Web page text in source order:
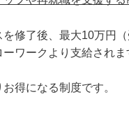
を修了後、最大10万円
ワークより支給されま
得になる制度です。